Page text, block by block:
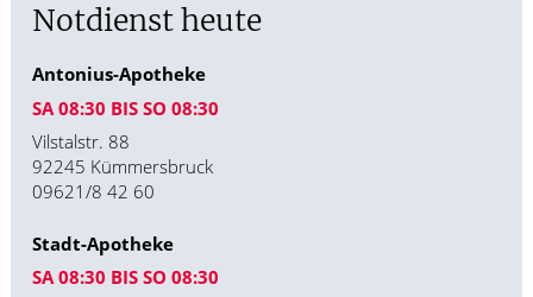
Notdienst heute
Antonius-Apotheke
SA 08:30 BIS SO 08:30
Vilstalstr. 88
92245 Kümmersbruck
09621/8 42 60
Stadt-Apotheke
SA 08:30 BIS SO 08:30